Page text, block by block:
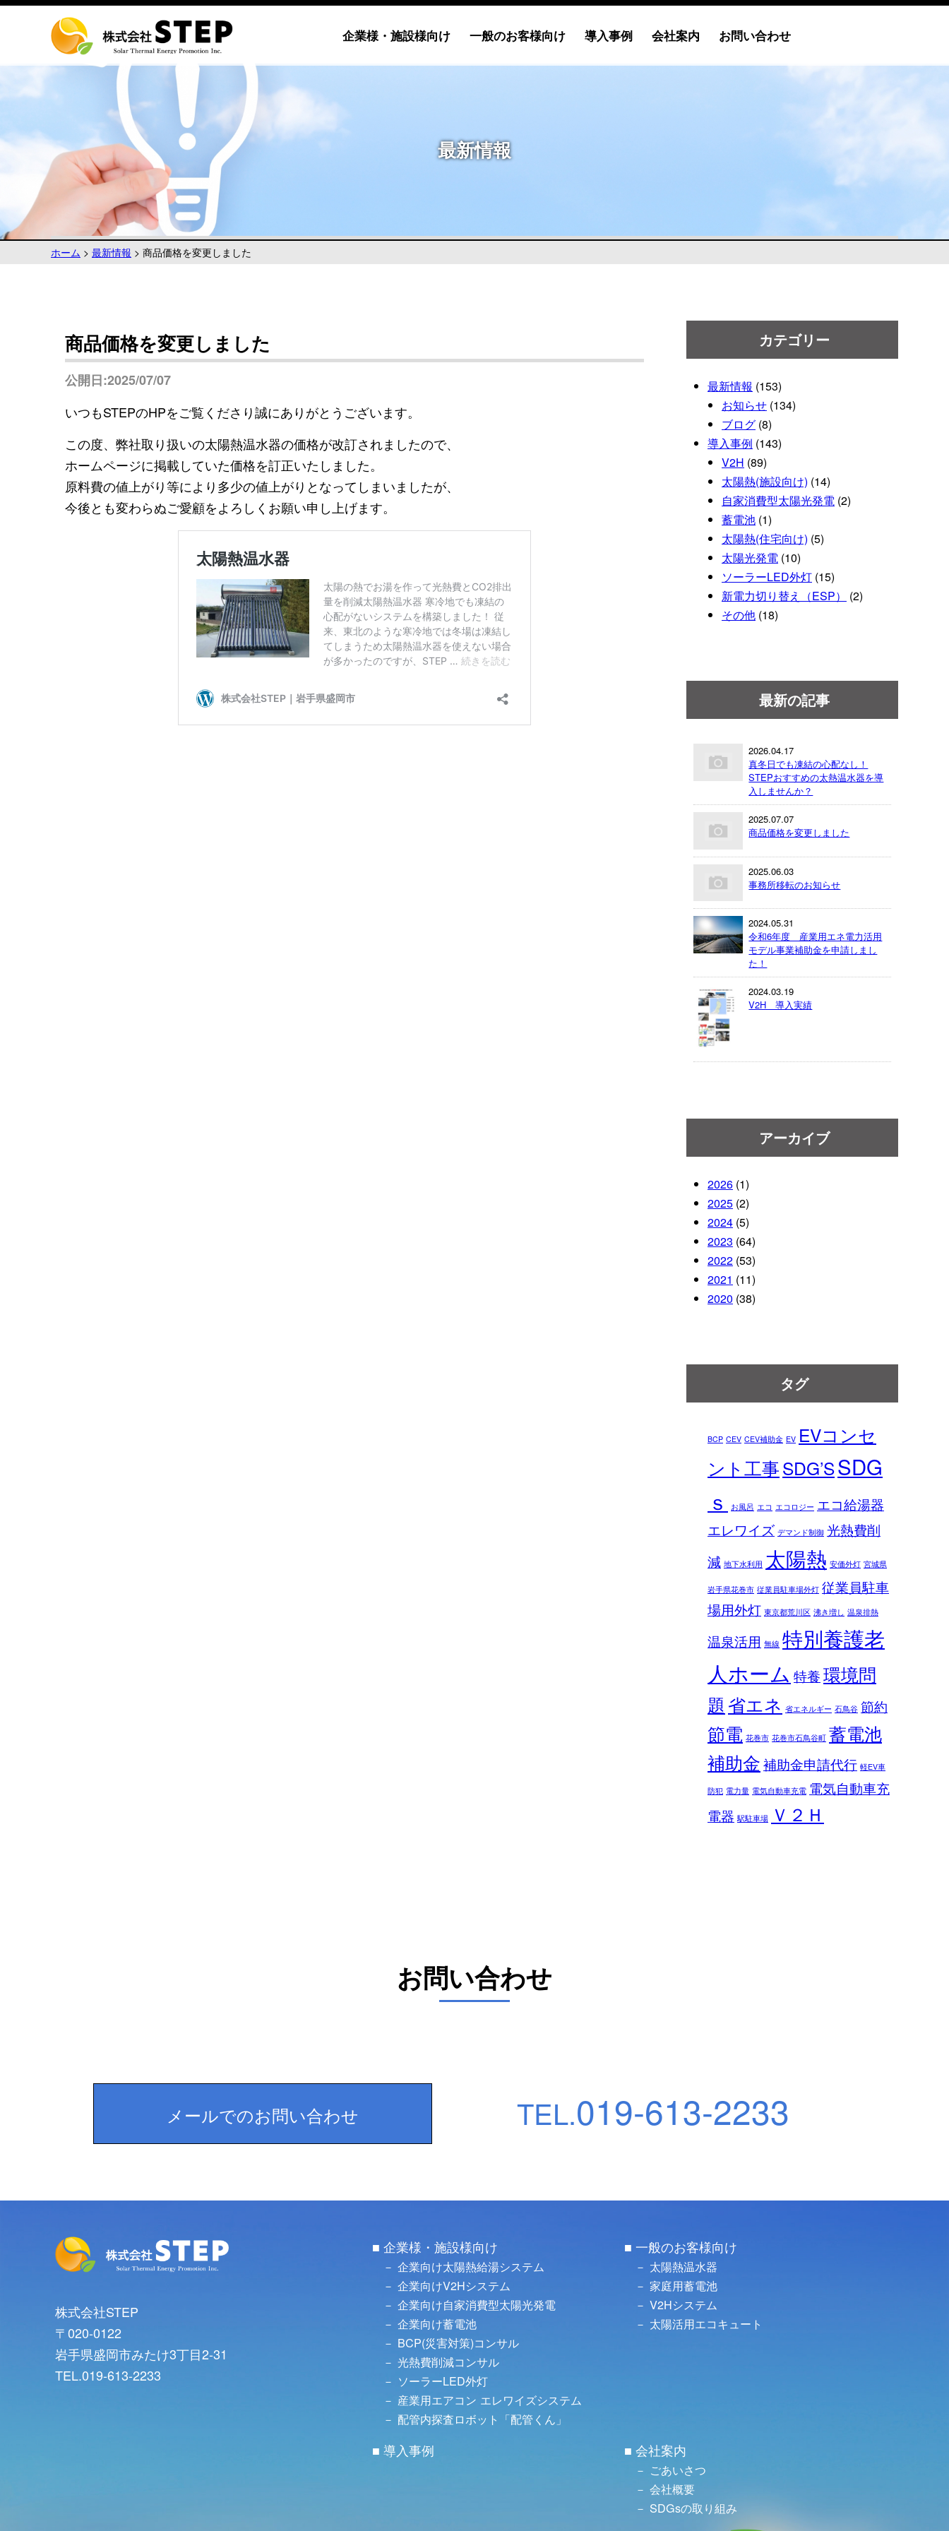
企業様・施設様向け 一般のお客様向け 導入事例 会社案内 お問い合わせ
最新情報
ホーム > 最新情報 > 商品価格を変更しました
商品価格を変更しました
公開日:2025/07/07
いつもSTEPのHPをご覧くださり誠にありがとうございます。
この度、弊社取り扱いの太陽熱温水器の価格が改訂されましたので、
ホームページに掲載していた価格を訂正いたしました。
原料費の値上がり等により多少の値上がりとなってしまいましたが、
今後とも変わらぬご愛顧をよろしくお願い申し上げます。
カテゴリー
最新情報 (153)
お知らせ (134)
ブログ (8)
導入事例 (143)
V2H (89)
太陽熱(施設向け) (14)
自家消費型太陽光発電 (2)
蓄電池 (1)
太陽熱(住宅向け) (5)
太陽光発電 (10)
ソーラーLED外灯 (15)
新電力切り替え（ESP）
(2)
その他 (18)
最新の記事
2026.04.17
真冬日でも凍結の心配なし！
STEPおすすめの太熱温水器を導
入しませんか？
2025.07.07
商品価格を変更しました
2025.06.03
事務所移転のお知らせ
2024.05.31
令和6年度 産業用エネ電力活用
モデル事業補助金を申請しまし
た！
2024.03.19
V2H 導入実績
アーカイブ
2026 (1)
2025 (2)
2024 (5)
2023 (64)
2022 (53)
2021 (11)
2020 (38)
タグ
BCP CEV CEV補助金 EV EVコンセ
ント工事SDG’SSDG
ｓ
お風呂 エコ エコロジー エコ給湯器
エレワイズ デマンド制御 光熱費削
減 地下水利用 太陽熱 安価外灯 宮城県
岩手県花巻市 従業員駐車場外灯 従業員駐車
場用外灯 東京都荒川区 沸き増し 温泉排熱
温泉活用 無線 特別養護老
人ホーム 特養環境問
題 省エネ 省エネルギー 石鳥谷 節約
節電 花巻市 花巻市石鳥谷町 蓄電池
補助金補助金申請代行 軽EV車
防犯 電力量 電気自動車充電 電気自動車充
電器 駅駐車場 Ｖ２Ｈ
お問い合わせ
メールでのお問い合わせ TEL.019-613-2233
株式会社STEP
〒020-0122
岩手県盛岡市みたけ3丁目2-31
TEL.019-613-2233
企業様・施設様向け
企業向け太陽熱給湯システム
企業向けV2Hシステム
企業向け自家消費型太陽光発電
企業向け蓄電池
BCP(災害対策)コンサル
光熱費削減コンサル
ソーラーLED外灯
産業用エアコン エレワイズシステム
配管内探査ロボット「配管くん」
一般のお客様向け
太陽熱温水器
家庭用蓄電池
V2Hシステム
太陽活用エコキュート
導入事例 会社案内
ごあいさつ
会社概要
SDGsの取り組み